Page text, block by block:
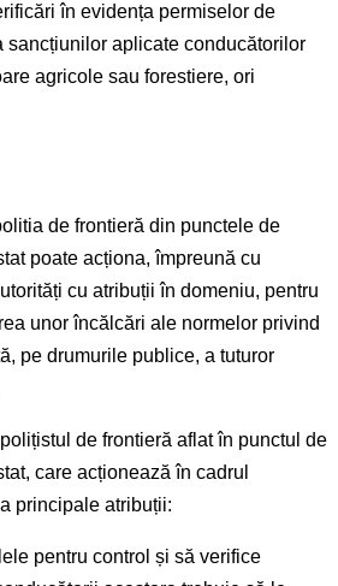
în evidența permiselor de
sancțiunilor aplicate conducătorilor
agricole sau forestiere, ori
de frontieră din punctele de
poate acționa, împreună cu
cu atribuții în domeniu, pentru
unor încălcări ale normelor privind
pe drumurile publice, a tuturor
de frontieră aflat în punctul de
care acționează în cadrul
principale atribuții:
pentru control și să verifice